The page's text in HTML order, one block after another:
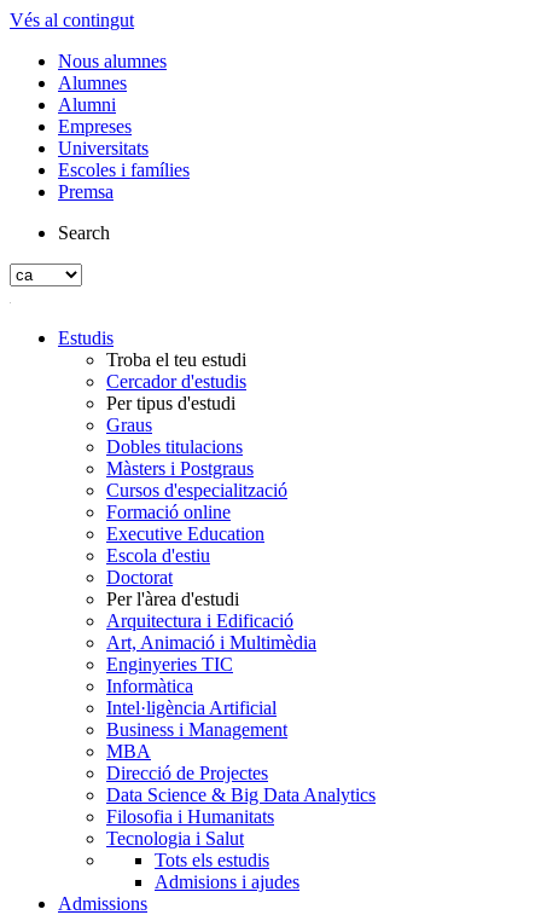
Vés al contingut
Nous alumnes
Alumnes
Alumni
Empreses
Universitats
Escoles i famílies
Premsa
Search
Estudis
Troba el teu estudi
Cercador d'estudis
Per tipus d'estudi
Graus
Dobles titulacions
Màsters i Postgraus
Cursos d'especialització
Formació online
Executive Education
Escola d'estiu
Doctorat
Per l'àrea d'estudi
Arquitectura i Edificació
Art, Animació i Multimèdia
Enginyeries TIC
Informàtica
Intel·ligència Artificial
Business i Management
MBA
Direcció de Projectes
Data Science & Big Data Analytics
Filosofia i Humanitats
Tecnologia i Salut
Tots els estudis
Admisions i ajudes
Admissions